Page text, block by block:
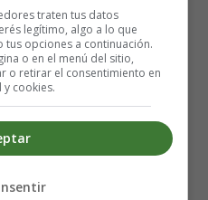
traten tus datos
legítimo, algo a lo que
opciones a continuación.
o en el menú del sitio,
o retirar el consentimiento en
cookies.